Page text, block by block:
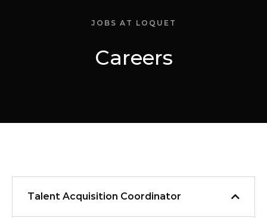
JOBS AT LOQUET
Careers
Talent Acquisition Coordinator